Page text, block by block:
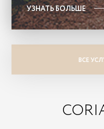
УЗНАТЬ БОЛЬШЕ
ВСЕ